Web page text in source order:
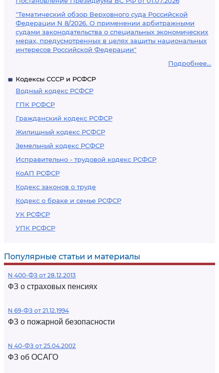
"Тематический обзор Верховного суда Российской
Федерации N 8/2026. О применении арбитражными
судами законодательства о специальных экономических
мерах, предусмотренных в целях защиты национальных
интересов Российской Федерации"
Подробнее...
Кодексы СССР и РСФСР
Водный кодекс РСФСР
ГПК РСФСР
Гражданский кодекс РСФСР
Жилищный кодекс РСФСР
Земельный кодекс РСФСР
Исправительно - трудовой кодекс РСФСР
КоАП РСФСР
Кодекс законов о труде
Кодекс о браке и семье РСФСР
УК РСФСР
УПК РСФСР
Популярные статьи и материалы
N 400-ФЗ от 28.12.2013
ФЗ о страховых пенсиях
N 69-ФЗ от 21.12.1994
ФЗ о пожарной безопасности
N 40-ФЗ от 25.04.2002
ФЗ об ОСАГО